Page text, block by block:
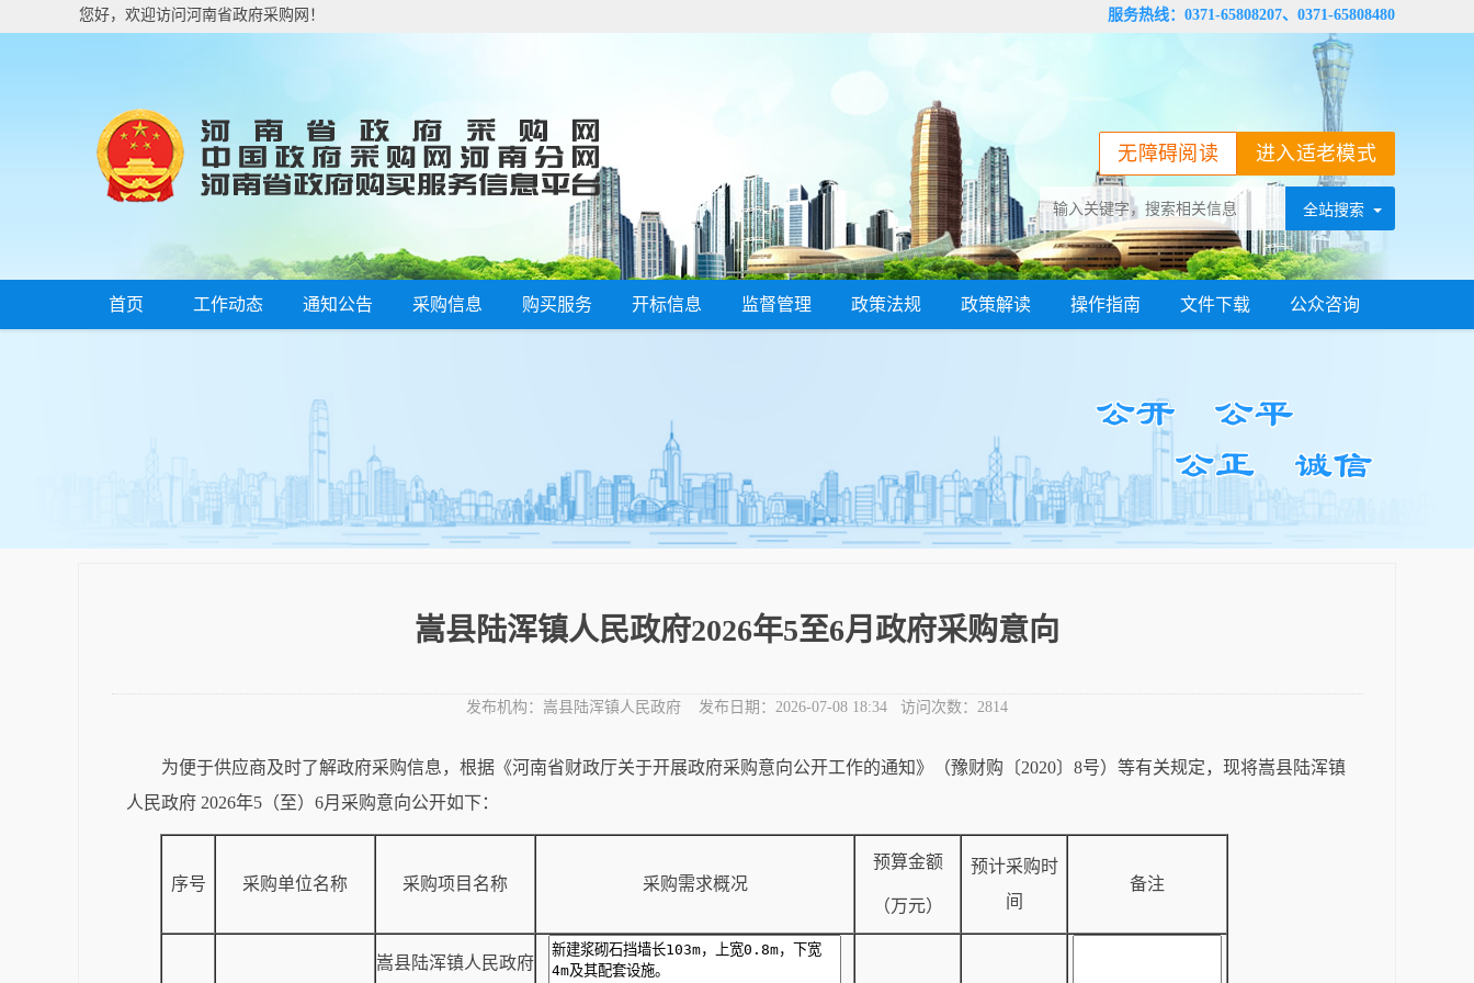
您好，欢迎访问河南省政府采购网！ 服务热线：0371-65808207、0371-65808480
进入适老模式
无障碍阅读
首页 工作动态 通知公告 采购信息 购买服务 开标信息 监督管理 政策法规 政策解读 操作指南 文件下载 公众咨询
嵩县陆浑镇人民政府2026年5至6月政府采购意向
发布机构： 嵩县陆浑镇人民政府 发布日期： 2026-07-08 18:34 访问次数： 2814
为便于供应商及时了解政府采购信息，根据《河南省财政厅关于开展政府采购意向公开工作的通知》（豫财购〔2020〕8号）等有关规定，现将嵩县陆浑镇
人民政府 2026年5（至）6月采购意向公开如下：
序号 采购单位名称 采购项目名称 采购需求概况
预算金额
（万元）
预计采购时
间
备注
嵩县陆浑镇人民政府